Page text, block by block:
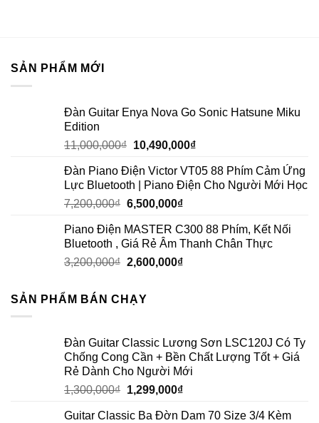
SẢN PHẨM MỚI
Đàn Guitar Enya Nova Go Sonic Hatsune Miku
Edition
11,000,000₫ 10,490,000₫
Đàn Piano Điện Victor VT05 88 Phím Cảm Ứng
Lực Bluetooth | Piano Điện Cho Người Mới Học
7,200,000₫ 6,500,000₫
Piano Điện MASTER C300 88 Phím, Kết Nối
Bluetooth , Giá Rẻ Âm Thanh Chân Thực
3,200,000₫ 2,600,000₫
SẢN PHẨM BÁN CHẠY
Đàn Guitar Classic Lương Sơn LSC120J Có Ty
Chống Cong Cần + Bền Chất Lượng Tốt + Giá
Rẻ Dành Cho Người Mới
1,300,000₫ 1,299,000₫
Guitar Classic Ba Đờn Dam 70 Size 3/4 Kèm